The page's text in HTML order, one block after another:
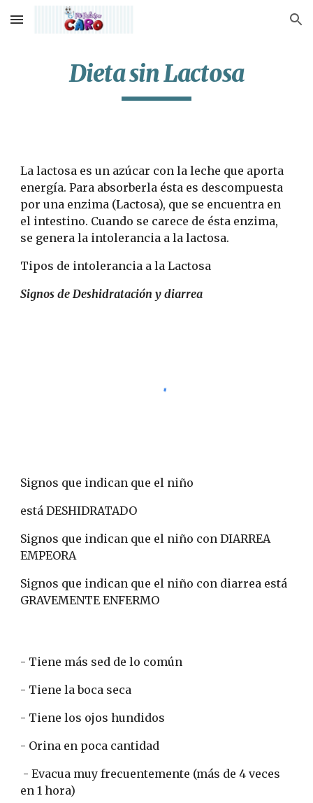
Skip to main content Skip to navigation
Dieta sin Lactosa
La lactosa es un azúcar con la leche que aporta
energía. Para absorberla ésta es descompuesta
por una enzima (Lactosa), que se encuentra en
el intestino. Cuando se carece de ésta enzima,
se genera la intolerancia a la lactosa.
Tipos de intolerancia a la Lactosa
Signos de Deshidratación y diarrea
Signos que indican que el niño
está DESHIDRATADO
Signos que indican que el niño con DIARREA
EMPEORA
Signos que indican que el niño con diarrea está
GRAVEMENTE ENFERMO
- Tiene más sed de lo común
- Tiene la boca seca
- Tiene los ojos hundidos
- Orina en poca cantidad
en 1 hora)